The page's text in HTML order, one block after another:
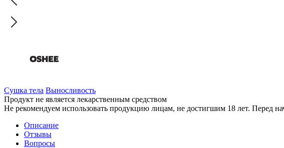
Сушка тела Выносливость
Продукт не является лекарственным средством
Не рекомендуем использовать продукцию лицам, не достигшим 18 лет. Перед
Описание
Отзывы
Вопросы